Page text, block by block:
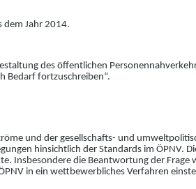
dem Jahr 2014.
des öffentlichen
Bedarf fortzuschreiben“.
und der gesel schafts- und
hinsichtlich der Standards im ÖPNV.
Insbesondere die Beantwortung der Frage
in ein wettbewerbliches Verfahren